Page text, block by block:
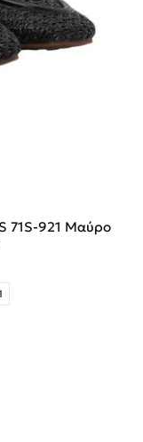
71S-921 Μαύρο
was: €59.95.
τιμή